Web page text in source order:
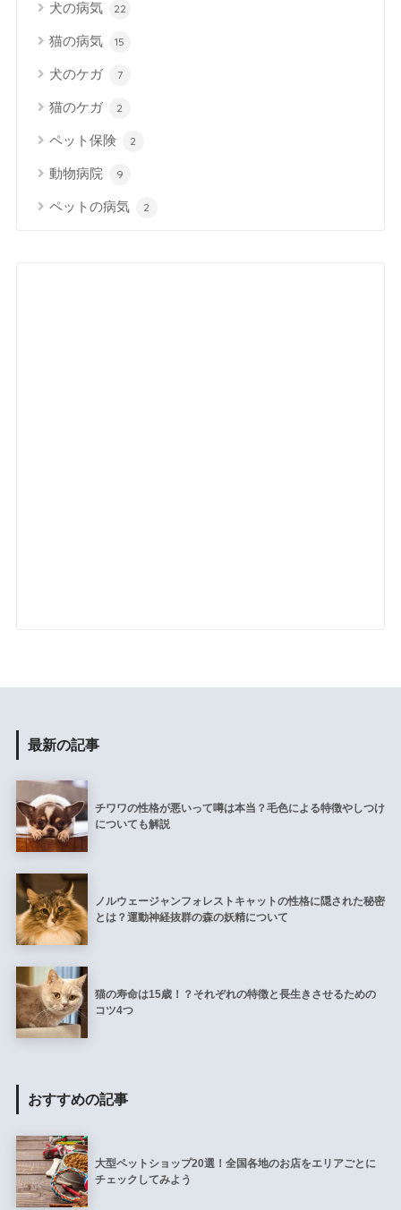
犬の病気 22
猫の病気 15
犬のケガ 7
猫のケガ 2
ペット保険 2
動物病院 9
ペットの病気 2
最新の記事
チワワの性格が悪いって噂は本当？毛色による特徴やしつけ
についても解説
ノルウェージャンフォレストキャットの性格に隠された秘密
とは？運動神経抜群の森の妖精について
猫の寿命は15歳！？それぞれの特徴と長生きさせるための
コツ4つ
おすすめの記事
大型ペットショップ20選！全国各地のお店をエリアごとに
チェックしてみよう